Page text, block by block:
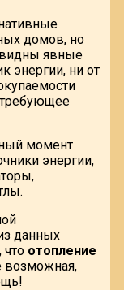
домов, но
явные
энергии, ни от
требующее
момент
энергии,
данных
что отопление
возможная,